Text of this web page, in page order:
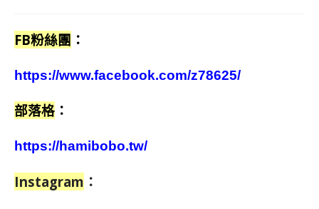
FB粉絲團 ：
https://www.facebook.com/z78625/
部落格 ：
https://hamibobo.tw/
Instagram ：